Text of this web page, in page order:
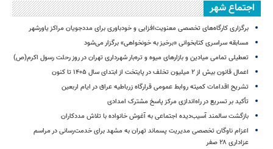
اجتماع شهر
برگزاری کارگاه‌های تخصصی معنویت‌افزایی و خودباوری برای مددجویان مراکز یاورشهر
مسابقه سراسری کتابخوانی «برخیز به خونخواهی» برگزار می‌شود
تعطیلی تمامی میادین و بازارهای میوه و تره‌بار شهرداری تهران در روز رحلت رسول اکرم(ص)
اعمال قانون بیش از ۲ میلیون تخلف در پایتخت از ابتدای سال ۱۴۰۵ تا کنون
تشریح اقدامات کمیته روابط عمومی قرارگاه زرباطیه عراق در ایام اربعین
تأکید بر تسریع در راه‌اندازی مرکز پاسخ مشترک امدادی
بازگشت سالمند آسیب‌دیده اجتماعی به آغوش خانواده با تلاش مددکاران
اعزام ناوگان تخصصی مدیریت پسماند تهران به مشهد برای خدمت‌رسانی در مراسم
عزاداری ۲۸ صفر